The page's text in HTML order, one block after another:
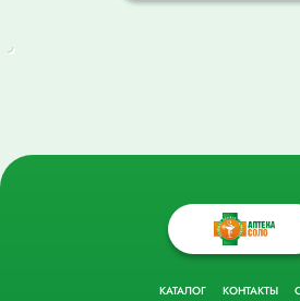
КАТАЛОГ КОНТАКТЫ